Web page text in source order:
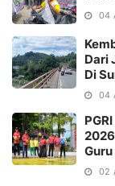
04
Dari
Di
04
Guru
02